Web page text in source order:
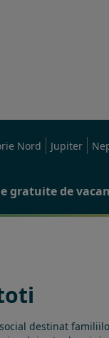
Nord Jupiter
gratuite de
destinat